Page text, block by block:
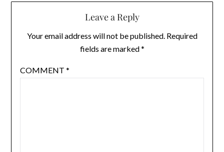
Leave a Reply
Your email address will not be published. Required
fields are marked*
COMMENT *